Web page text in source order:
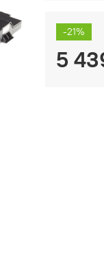
-21%
5